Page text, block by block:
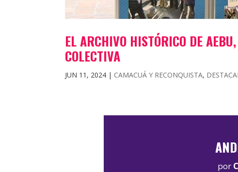
EL ARCHIVO HISTÓRICO DE
COLECTIVA
JUN 11, 2024 | CAMACUÁ Y RECONQUISTA,
por